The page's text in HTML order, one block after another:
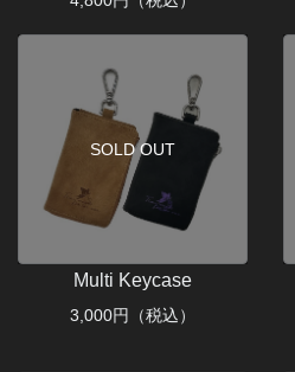
SOLD OUT
Multi Keycase
3,000円（税込）